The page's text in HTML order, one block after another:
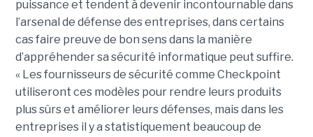
puissance et tendent à devenir incontournable dans
l’arsenal de défense des entreprises, dans certains
cas faire preuve de bon sens dans la manière
d’appréhender sa sécurité informatique peut suffire.
« Les fournisseurs de sécurité comme Checkpoint
utiliseront ces modèles pour rendre leurs produits
plus sûrs et améliorer leurs défenses, mais dans les
entreprises il y a statistiquement beaucoup de